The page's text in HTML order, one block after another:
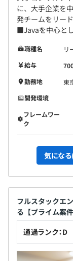
に、大手企業を
発チームをリー
■Javaを中心と
職種名
リ
給与
勤務地
東
開発環境
フレームワー
ク
気にな
フルスタックエ
る【プライム案
通過ランク：D